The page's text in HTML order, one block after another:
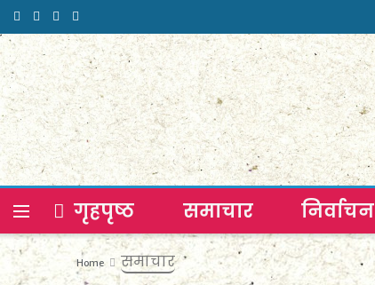
गृहपृष्ठ समाचार निर्वाचन
Home समाचार